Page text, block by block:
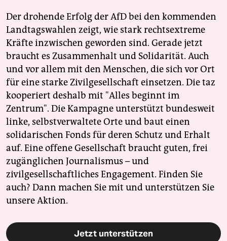
Der drohende Erfolg der AfD bei den kommenden
Landtagswahlen zeigt, wie stark rechtsextreme
Kräfte inzwischen geworden sind. Gerade jetzt
braucht es Zusammenhalt und Solidarität. Auch
und vor allem mit den Menschen, die sich vor Ort
für eine starke Zivilgesellschaft einsetzen. Die taz
kooperiert deshalb mit "Alles beginnt im
Zentrum". Die Kampagne unterstützt bundesweit
linke, selbstverwaltete Orte und baut einen
solidarischen Fonds für deren Schutz und Erhalt
auf. Eine offene Gesellschaft braucht guten, frei
zugänglichen Journalismus – und
zivilgesellschaftliches Engagement. Finden Sie
auch? Dann machen Sie mit und unterstützen Sie
unsere Aktion.
Jetzt unterstützen